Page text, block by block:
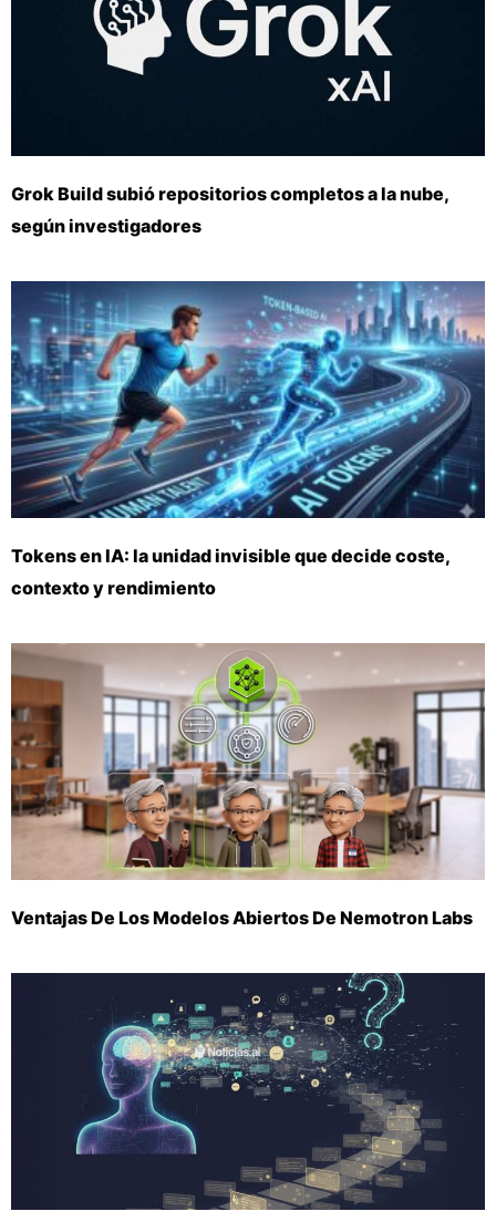
Grok Build subió repositorios completos a la nube,
según investigadores
Tokens en IA: la unidad invisible que decide coste,
contexto y rendimiento
Ventajas De Los Modelos Abiertos De Nemotron Labs